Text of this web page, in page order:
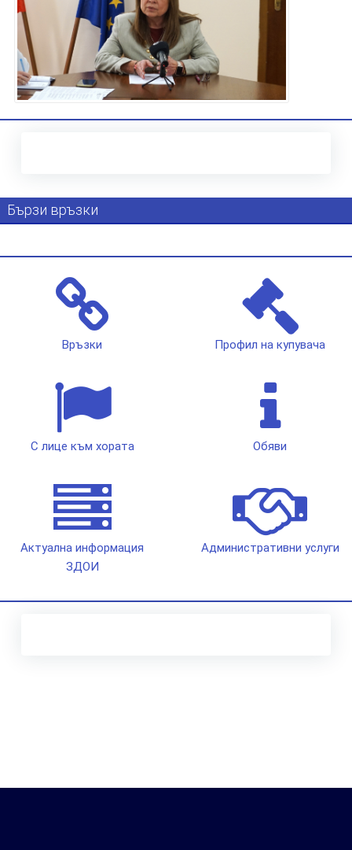
Бързи връзки
Връзки Профил на купувача
С лице към хората Обяви
Актуална информация
ЗДОИ
Административни услуги